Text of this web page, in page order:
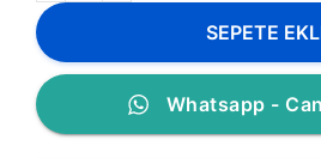
SEPETE
Whatsapp -